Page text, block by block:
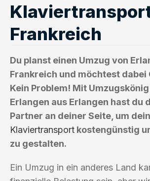
Frankreich
Du planst einen Umzug von
Frankreich und möchtest dabei
Kein Problem! Mit
Erlangen aus Erlangen hast du
Partner an deiner Seite, um
Klaviertransport kostengünstig
zu gestalten.
Ein Umzug in ein anderes Land